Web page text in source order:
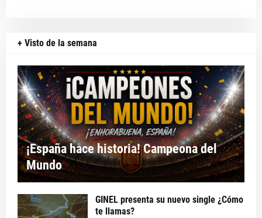
+ Visto de la semana
¡España hace historia! Campeona del
Mundo
GINEL presenta su nuevo single ¿Cómo
te llamas?